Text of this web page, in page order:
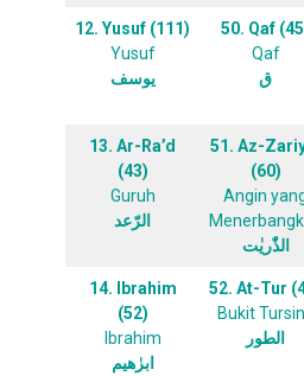
12. Yusuf (111)
Yusuf
يوسف
50. Qaf
Qaf
ق
13. Ar-Ra’d
(43)
Guruh
الرّعد
51. Az-
(60)
Angin
الذّٰريٰت
14. Ibrahim
(52)
Ibrahim
ابرٰهيم
52. At-Tur
Bukit
الطور